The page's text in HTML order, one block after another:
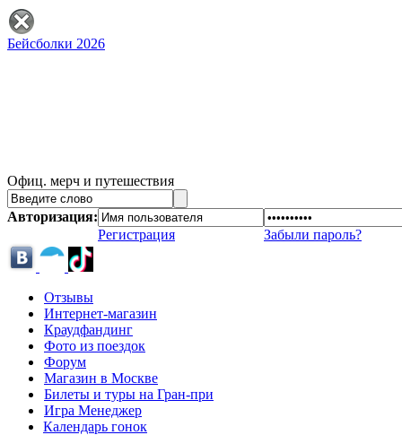
Бейсболки 2026
Офиц. мерч и путешествия
Авторизация:
Регистрация
Забыли пароль?
Отзывы
Интернет-магазин
Краудфандинг
Фото из поездок
Форум
Магазин в Москве
Билеты и туры на Гран-при
Игра Менеджер
Календарь гонок